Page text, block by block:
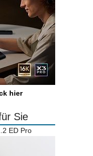
hier
Sie
ED Pro